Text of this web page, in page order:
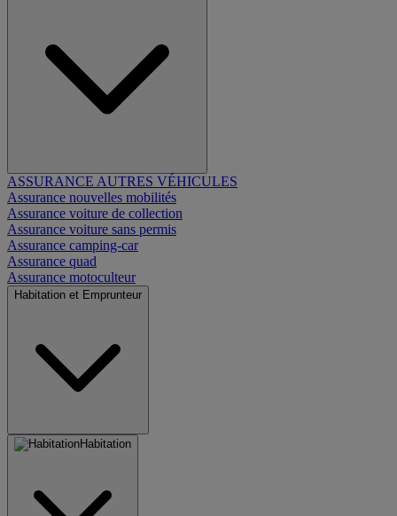
ASSURANCE AUTRES VÉHICULES
Assurance nouvelles mobilités
Assurance voiture de collection
Assurance voiture sans permis
Assurance camping-car
Assurance quad
Assurance motoculteur
Habitation et Emprunteur
Habitation